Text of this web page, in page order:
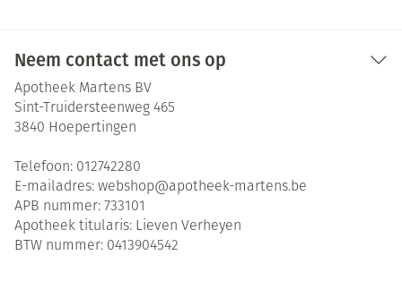
Neem contact met ons op
Apotheek Martens BV
Sint-Truidersteenweg 465
3840 Hoepertingen
Telefoon: 012742280
E-mailadres: webshop@apotheek-martens.be
APB nummer: 733101
Apotheek titularis: Lieven Verheyen
BTW nummer: 0413904542